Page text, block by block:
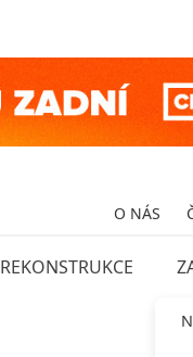
O NÁS
REKONSTRUKCE